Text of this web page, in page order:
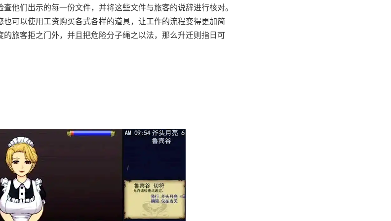
他们出示的每一份文件，并将这些文件与旅客的说辞进行核对。
可以使用工资购买各式各样的道具，让工作的流程变得更加简
旅客拒之门外，并且把危险分子绳之以法，那么升迁则指日可